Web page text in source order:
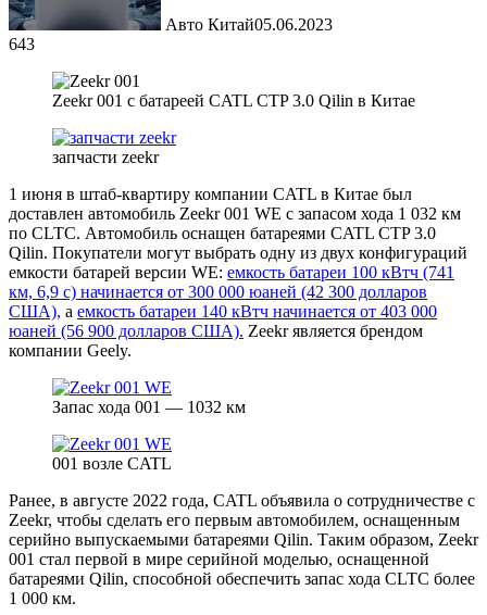
Авто Китай05.06.2023
643
Zeekr 001 с батареей CATL CTP 3.0 Qilin в Китае
запчасти zeekr
1 июня в штаб-квартиру компании CATL в Китае был
доставлен автомобиль Zeekr 001 WE с запасом хода 1 032 км
по CLTC. Автомобиль оснащен батареями CATL CTP 3.0
Qilin. Покупатели могут выбрать одну из двух конфигураций
емкости батарей версии WE: емкость батареи 100 кВтч (741
км, 6,9 с) начинается от 300 000 юаней (42 300 долларов
США), а емкость батареи 140 кВтч начинается от 403 000
юаней (56 900 долларов США). Zeekr является брендом
компании Geely.
Запас хода 001 — 1032 км
001 возле CATL
Ранее, в августе 2022 года, CATL объявила о сотрудничестве с
Zeekr, чтобы сделать его первым автомобилем, оснащенным
серийно выпускаемыми батареями Qilin. Таким образом, Zeekr
001 стал первой в мире серийной моделью, оснащенной
батареями Qilin, способной обеспечить запас хода CLTC более
1 000 км.